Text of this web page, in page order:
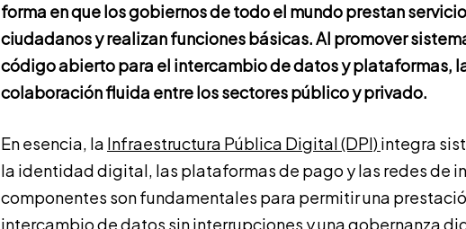
forma en que los gobiernos de todo el mundo prestan
ciudadanos y realizan funciones básicas. Al promover
código abierto para el intercambio de datos y plataformas,
colaboración fluida entre los sectores público y privado.
En esencia, la Infraestructura Pública Digital (DPI) integra
la identidad digital, las plataformas de pago y las redes de
componentes son fundamentales para permitir una
intercambio de datos sin interrupciones y una gobernanza